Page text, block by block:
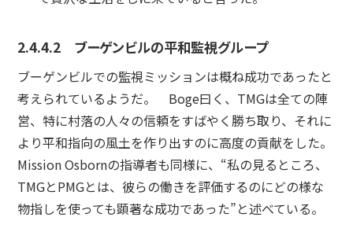
2.4.4.2 ブーゲンビルの平和監視グループ
ブーゲンビルでの監視ミッションは概ね成功であったと
考えられているようだ。 Boge曰く、TMGは全ての陣
営、特に村落の人々の信頼をすばやく勝ち取り、それに
より平和指向の風土を作り出すのに高度の貢献をした。
Mission Osbornの指導者も同様に、“私の見るところ、
TMGとPMGとは、彼らの働きを評価するのにどの様な
物指しを使っても顕著な成功であった”と述べている。